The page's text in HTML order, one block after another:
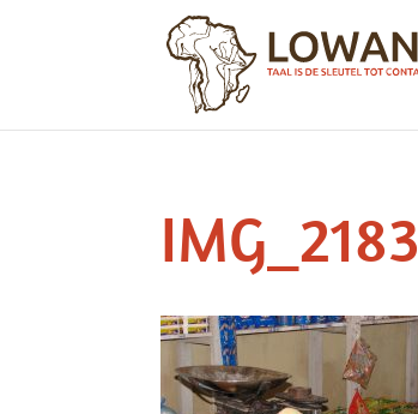
IMG_2183